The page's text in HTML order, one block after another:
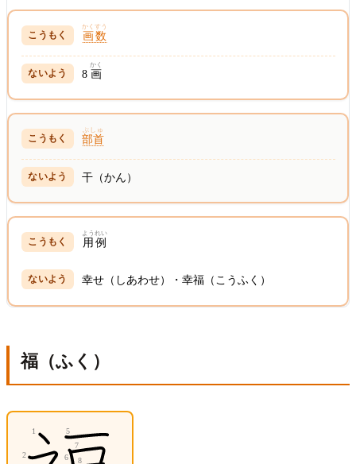
画数
かくすう
8 画
かく
部首
ぶしゅ
干（かん）
用例
ようれい
幸せ（しあわせ）・幸福（こうふく）
福（ふく）